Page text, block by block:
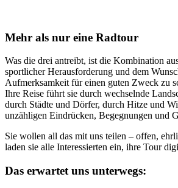
Mehr als nur eine Radtour
Was die drei antreibt, ist die Kombination
sportlicher Herausforderung und dem
Aufmerksamkeit für einen guten Zweck zu
Ihre Reise führt sie durch wechselnde
durch Städte und Dörfer, durch Hitze und
unzähligen Eindrücken, Begegnungen und
Sie wollen all das mit uns teilen – offen,
laden sie alle Interessierten ein, ihre Tour
Das erwartet uns unterwegs: